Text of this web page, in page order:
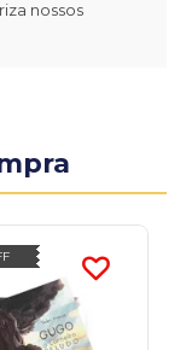
nossos